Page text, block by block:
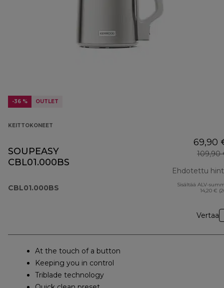
-36 % OUTLET
KEITTOKONEET
SOUPEASY
CBL01.000BS
CBL01.000BS
69,90
109,90
Ehdotettu
Sisältää ALV-
14,20 €
Vertaa
At the touch of a button
Keeping you in control
Triblade technology